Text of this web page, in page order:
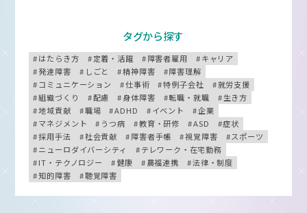
タグから探す
はたらき方 定着・活躍 障害者雇用
キャリア
発達障害
しごと 精神障害
障害理解
コミュニケーション
仕事術 特例子会社
就労支援
組織づくり
配慮 身体障害 転職・就職
生き方
地域貢献
職場 ADHD イベント
企業
マネジメント
うつ病 教育・研修 ASD
症状
採用手法
社会貢献 障害者手帳 視覚障害
スポーツ
ニューロダイバーシティ
テレワーク・在宅勤務
IT・テクノロジー
健康 農福連携
法律・制度
知的障害
聴覚障害